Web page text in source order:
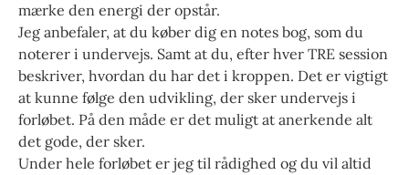
mærke den energi der opstår.
Jeg anbefaler, at du køber dig en notes bog, som du
noterer i undervejs. Samt at du, efter hver TRE session
beskriver, hvordan du har det i kroppen. Det er vigtigt
at kunne følge den udvikling, der sker undervejs i
forløbet. På den måde er det muligt at anerkende alt
det gode, der sker.
Under hele forløbet er jeg til rådighed og du vil altid